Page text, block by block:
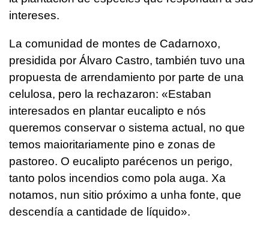
intereses.
La comunidad de montes de Cadarnoxo,
presidida por Álvaro Castro, también tuvo una
propuesta de arrendamiento por parte de una
celulosa, pero la rechazaron: «Estaban
interesados en plantar eucalipto e nós
queremos conservar o sistema actual, no que
temos maioritariamente pino e zonas de
pastoreo. O eucalipto parécenos un perigo,
tanto polos incendios como pola auga. Xa
notamos, nun sitio próximo a unha fonte, que
descendía a cantidade de líquido».